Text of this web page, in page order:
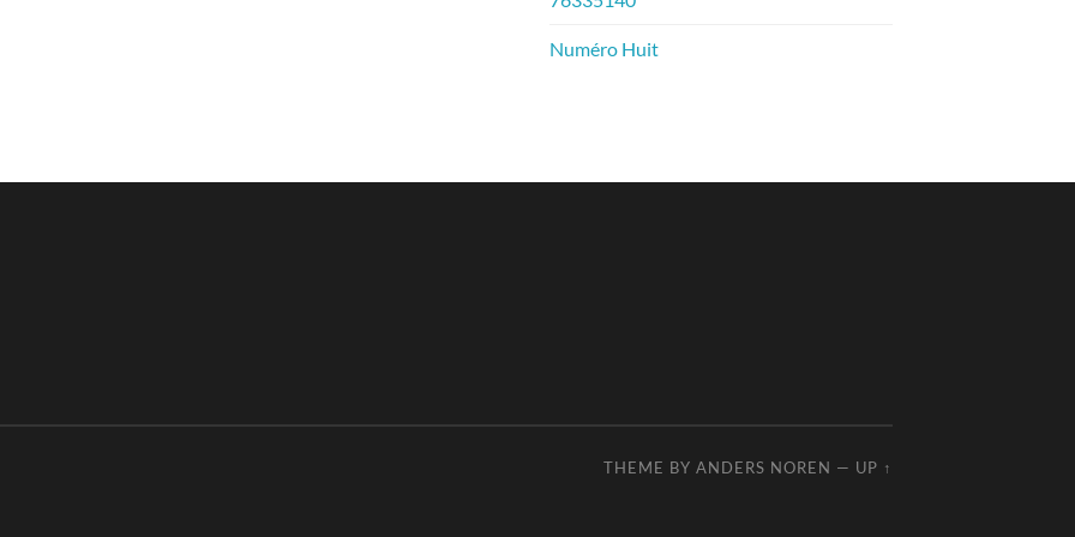
Numéro Huit
THEME BY ANDERS NOREN — UP ↑